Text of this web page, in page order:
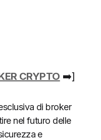
CRYPTO ➡️]
di broker
nel futuro delle
e